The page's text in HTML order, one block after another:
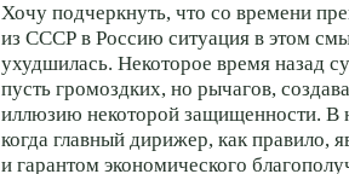
Хочу подчеркнуть, что со времени
из СССР в Россию ситуация в этом
ухудшилась. Некоторое время назад
пусть громоздких, но рычагов,
иллюзию некоторой защищенности. В
когда главный дирижер, как правило,
и гарантом экономического